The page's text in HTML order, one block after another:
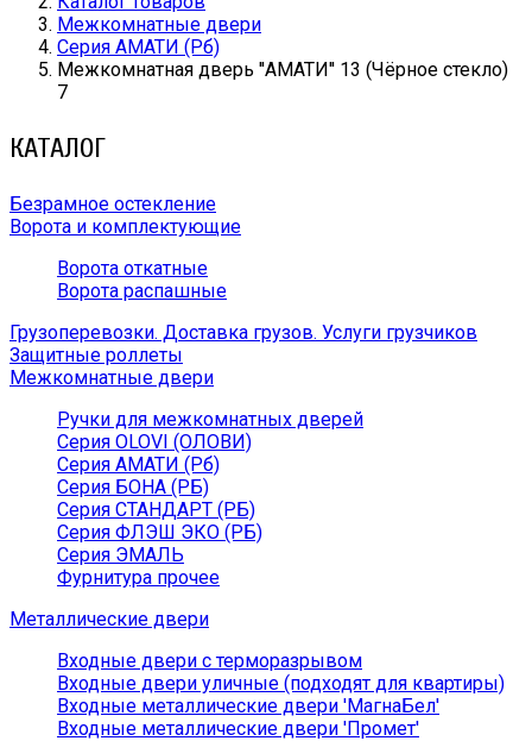
Межкомнатные двери
Серия АМАТИ (Рб)
Межкомнатная дверь ''АМАТИ'' 13 (Чёрное стекло)
7
КАТАЛОГ
Безрамное остекление
Ворота и комплектующие
Ворота откатные
Ворота распашные
Грузоперевозки. Доставка грузов. Услуги грузчиков
Защитные роллеты
Межкомнатные двери
Ручки для межкомнатных дверей
Серия OLOVI (ОЛОВИ)
Серия АМАТИ (Рб)
Серия БОНА (РБ)
Серия СТАНДАРТ (РБ)
Серия ФЛЭШ ЭКО (РБ)
Серия ЭМАЛЬ
Фурнитура прочее
Металлические двери
Входные двери с терморазрывом
Входные двери уличные (подходят для квартиры)
Входные металлические двери 'МагнаБел'
Входные металлические двери 'Промет'